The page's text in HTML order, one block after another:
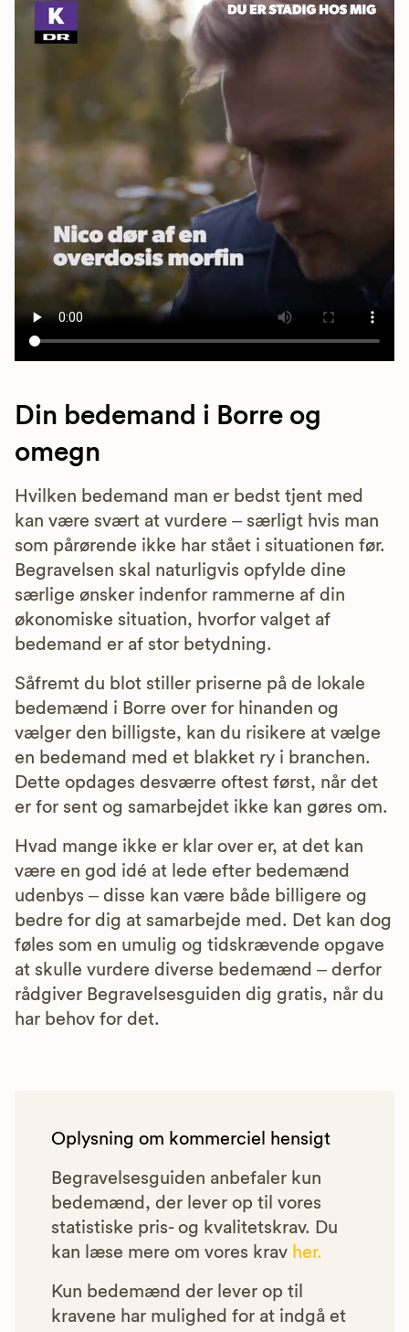
Din bedemand i Borre og
omegn
Hvilken bedemand man er bedst tjent med
kan være svært at vurdere – særligt hvis man
som pårørende ikke har stået i situationen før.
Begravelsen skal naturligvis opfylde dine
særlige ønsker indenfor rammerne af din
økonomiske situation, hvorfor valget af
bedemand er af stor betydning.
Såfremt du blot stiller priserne på de lokale
bedemænd i Borre over for hinanden og
vælger den billigste, kan du risikere at vælge
en bedemand med et blakket ry i branchen.
Dette opdages desværre oftest først, når det
er for sent og samarbejdet ikke kan gøres om.
Hvad mange ikke er klar over er, at det kan
være en god idé at lede efter bedemænd
udenbys – disse kan være både billigere og
bedre for dig at samarbejde med. Det kan dog
føles som en umulig og tidskrævende opgave
at skulle vurdere diverse bedemænd – derfor
rådgiver Begravelsesguiden dig gratis, når du
har behov for det.
Oplysning om kommerciel hensigt
Begravelsesguiden anbefaler kun
bedemænd, der lever op til vores
statistiske pris- og kvalitetskrav. Du
kan læse mere om vores krav her.
Kun bedemænd der lever op til
kravene har mulighed for at indgå et